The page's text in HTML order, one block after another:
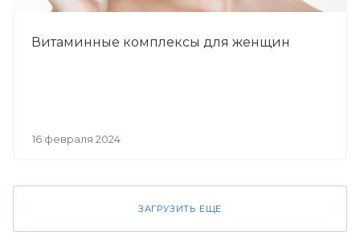
Витаминные комплексы для женщин
16 февраля 2024
ЗАГРУЗИТЬ ЕЩЕ